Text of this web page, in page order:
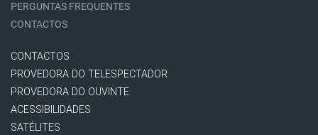
PERGUNTAS FREQUENTES
CONTACTOS
CONTACTOS
PROVEDORA DO TELESPECTADOR
PROVEDORA DO OUVINTE
ACESSIBILIDADES
SATÉLITES